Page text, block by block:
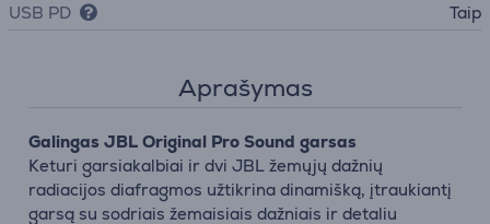
USB PD
Taip
Aprašymas
Galingas JBL Original Pro Sound garsas
Keturi garsiakalbiai ir dvi JBL žemųjų dažnių
radiacijos diafragmos užtikrina dinamišką, įtraukiantį
garsą su sodriais žemaisiais dažniais ir detaliu